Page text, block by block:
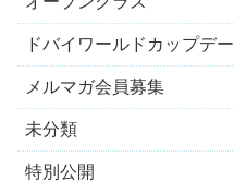
ドバイワールドカップデー
メルマガ会員募集
未分類
特別公開